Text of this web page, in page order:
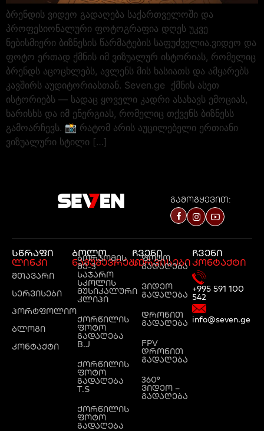
ბრენდის ვიდეო გადაღება საქართველოში და
პროფესიონალური ფოტოგრაფია დღეს უკვე
ნებისმიერი ბიზნესის წარმატების საფუძველია.ვიდეო და
ფოტო ერთად ქმნის იმ ვიზუალურ ისტორიას, რომელიც
ბრენდს აცოცხლებს, ავლენს მის ხასიათს და ამყარებს
კავშირს აუდიტორიასთან. Seven.ge ქმნის ასეთ
ისტორიებს — სადაც ყოველი კადრი ასახავს ემოციას,
ხარისხს და იმ ენერგიას, რომელიც თქვენს ბიზნესს
გამოარჩევს. 📸 რატომ არის აუცილებელი ერთიანი
ვიზუალური სტილი […]
გამოგყევით:
სწრაფი
ლინკი
მთავარი
სერვისები
პორტფოლიო
ბლოგი
კონტაქტი
ბოლო
ნამუშევრები
ბორჯომის
მე-3
საჯარო
სკოლის
მუსიკალური
კლიპი
ქორწილის
ფოტო
გადაღება
B.J
ქორწილის
ფოტო
გადაღება
T.S
ქორწილის
ფოტო
გადაღება
ჩვენი
სერვისები
ფოტო
გადაღება
ვიდეო
გადაღება
დრონით
გადაღება
FPV
დრონით
გადაღება
360°
ვიდეო –
გადაღება
ჩვენი
კონტაქტი
+995 591 100
542
info@seven.ge